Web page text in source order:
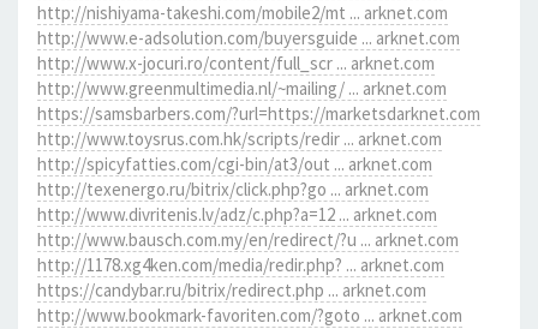
http://nishiyama-takeshi.com/mobile2/mt ... arknet.com
http://www.e-adsolution.com/buyersguide ... arknet.com
http://www.x-jocuri.ro/content/full_scr ... arknet.com
http://www.greenmultimedia.nl/~mailing/ ... arknet.com
https://samsbarbers.com/?url=https://marketsdarknet.com
http://www.toysrus.com.hk/scripts/redir ... arknet.com
http://spicyfatties.com/cgi-bin/at3/out ... arknet.com
http://texenergo.ru/bitrix/click.php?go ... arknet.com
http://www.divritenis.lv/adz/c.php?a=12 ... arknet.com
http://www.bausch.com.my/en/redirect/?u ... arknet.com
http://1178.xg4ken.com/media/redir.php? ... arknet.com
https://candybar.ru/bitrix/redirect.php ... arknet.com
http://www.bookmark-favoriten.com/?goto ... arknet.com